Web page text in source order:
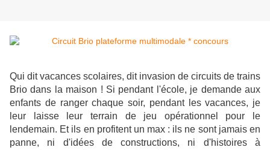
Qui dit vacances scolaires, dit invasion de circuits de trains
Brio dans la maison ! Si pendant l'école, je demande aux
enfants de ranger chaque soir, pendant les vacances, je
leur laisse leur terrain de jeu opérationnel pour le
lendemain. Et ils en profitent un max : ils ne sont jamais en
panne, ni d'idées de constructions, ni d'histoires à